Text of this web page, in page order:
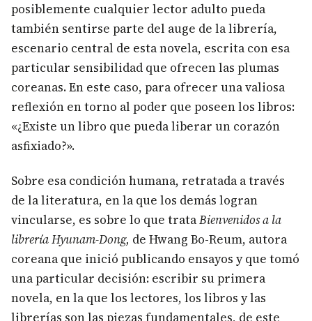
posiblemente cualquier lector adulto pueda
también sentirse parte del auge de la librería,
escenario central de esta novela, escrita con esa
particular sensibilidad que ofrecen las plumas
coreanas. En este caso, para ofrecer una valiosa
reflexión en torno al poder que poseen los libros:
«¿Existe un libro que pueda liberar un corazón
asfixiado?».
Sobre esa condición humana, retratada a través
de la literatura, en la que los demás logran
vincularse, es sobre lo que trataBienvenidos a la
librería Hyunam-Dong, de Hwang Bo-Reum, autora
coreana que inició publicando ensayos y que tomó
una particular decisión: escribir su primera
novela, en la que los lectores, los libros y las
librerías son las piezas fundamentales, de este